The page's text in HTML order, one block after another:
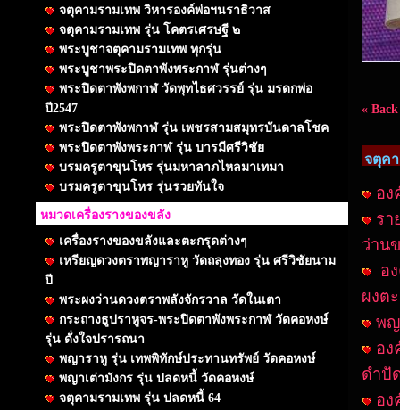
จตุคามรามเทพ วิหารองค์พ่อฯนราธิวาส
จตุคามรามเทพ รุ่น โคตรเศรษฐี ๒
พระบูชาจตุคามรามเทพ ทุกรุ่น
พระบูชาพระปิดตาพังพระกาฬ รุ่นต่างๆ
พระปิดตาพังพกาฬ วัดพุทไธศวรรย์ รุ่น มรดกพ่อ
ปี2547
พระปิดตาพังพกาฬ รุ่น เพชรสามสมุทรบันดาลโชค
พระปิดตาพังพระกาฬ รุ่น บารมีศรีวิชัย
บรมครูตาขุนโหร รุ่นมหาลาภไหลมาเทมา
บรมครูตาขุนโหร รุ่นรวยทันใจ
หมวดเครื่องรางของขลัง
เครื่องรางของขลังและตะกรุดต่างๆ
เหรียญดวงตราพญาราหู วัดถลุงทอง รุ่น ศรีวิชัยนาม
ปี
พระผงว่านดวงตราพลังจักรวาล วัดในเตา
กระถางธูปราหูจร-พระปิดตาพังพระกาฬ วัดคอหงษ์
รุ่น ดั่งใจปรารถนา
พญาราหู รุ่น เทพพิทักษ์ประทานทรัพย์ วัดคอหงษ์
พญาเต่ามังกร รุ่น ปลดหนี้ วัดคอหงษ์
จตุคามรามเทพ รุ่น ปลดหนี้ 64
« Back
จตุค
อง
รา
ว่าน
อ
ผงต
พญ
อง
ดำปั
อง